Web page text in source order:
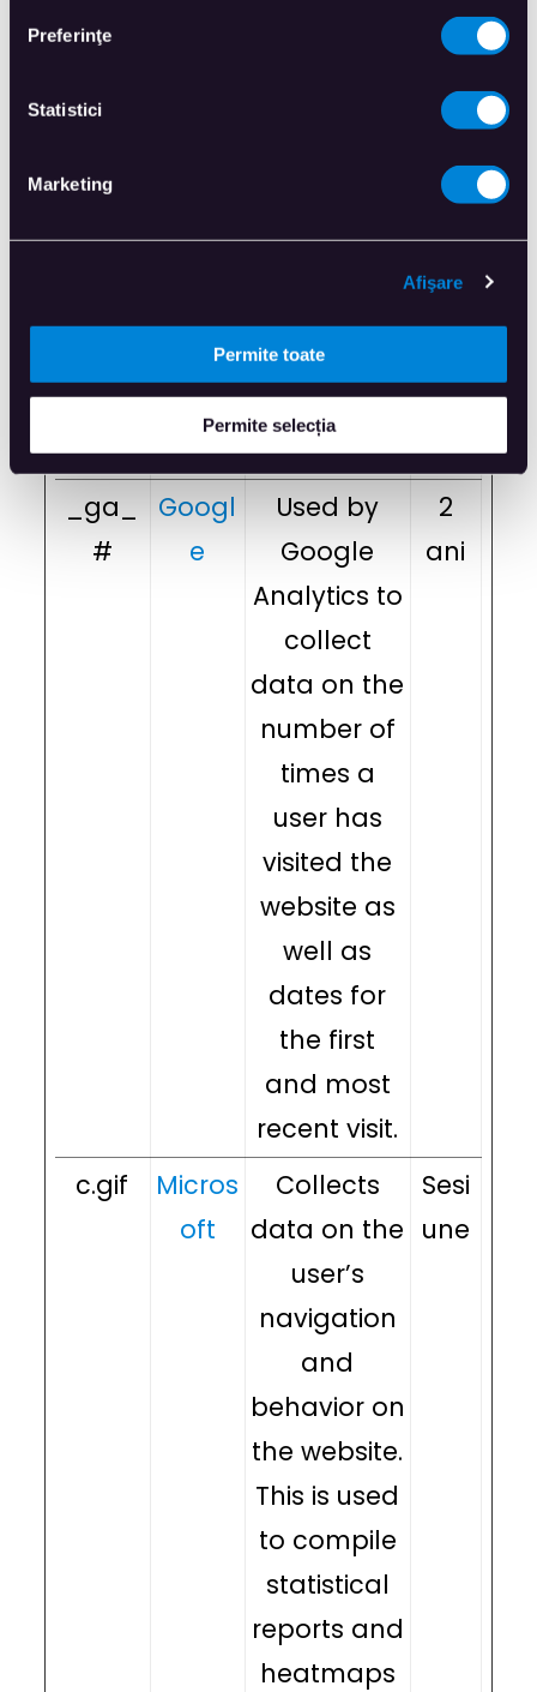
Preferinţe
Statistici
Marketing
Afişare
Permite toate
Permite selecția
_ga
data on
how the
visitor uses
the website.
2
ani
_ga_
#
Googl
e
Used by
Google
Analytics to
collect
data on the
number of
times a
user has
visited the
website as
well as
dates for
the first
and most
recent visit.
2
ani
c.gif
Micros
oft
Collects
data on the
user’s
navigation
and
behavior on
the website.
This is used
to compile
statistical
reports and
heatmaps
Sesi
une